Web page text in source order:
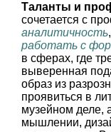
Таланты и
сочетается с
аналитичность,
работать с
в сферах, где
выверенная
образ из
проявиться в
музейном деле,
мышлении,